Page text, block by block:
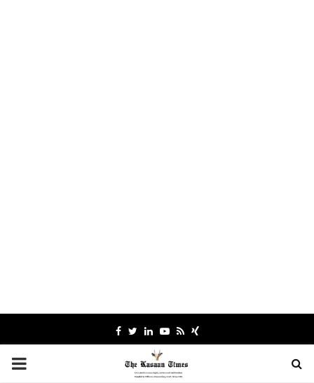
Facebook
TwitterLinkedinYoutube
RssXing
PRIMARY